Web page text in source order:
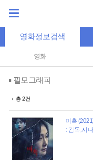
영화정보검색
영화
필모그래피
총 2건
미혹
: 감독,시